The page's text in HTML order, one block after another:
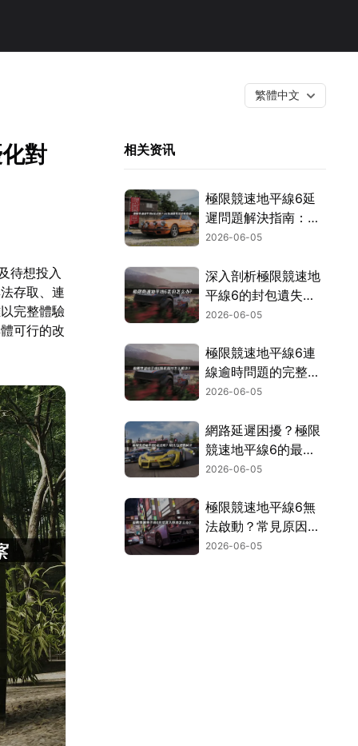
繁體中文
對
待想投入
存取、連
完整體驗
可行的改
相关资讯
極限競速地平線6延
遲問題解決指南：
UU加速器一鍵搞
2026-06-05
深入剖析極限競速地
平線6的封包遺失成
因，並提供最有效的
2026-06-05
極限競速地平線6連
線逾時問題的完整解
決指南！
2026-06-05
網路延遲困擾？極限
競速地平線6的最佳
化技巧與加速方案詳
2026-06-05
極限競速地平線6無
法啟動？常見原因與
解決方法完整彙整！
2026-06-05